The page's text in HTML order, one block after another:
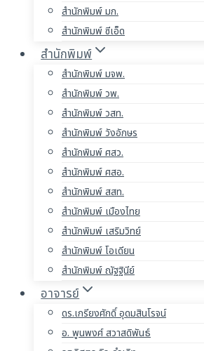
สำนักพิมพ์ มก.
สำนักพิมพ์ ซีเอ็ด
สำนักพิมพ์
สำนักพิมพ์ มจพ.
สำนักพิมพ์ วพ.
สำนักพิมพ์ วสท.
สำนักพิมพ์ วังอักษร
สำนักพิมพ์ ศสว.
สำนักพิมพ์ ศสอ.
สำนักพิมพ์ สสท.
สำนักพิมพ์ เมืองไทย
สำนักพิมพ์ เสริมวิทย์
สำนักพิมพ์ โอเดียน
สำนักพิมพ์ ณัฐฐินีย์
อาจารย์
ดร.เกรียงศักดิ์ อุดมสินโรจน์
อ. พูนพงศ์ สวาสดิพันธ์